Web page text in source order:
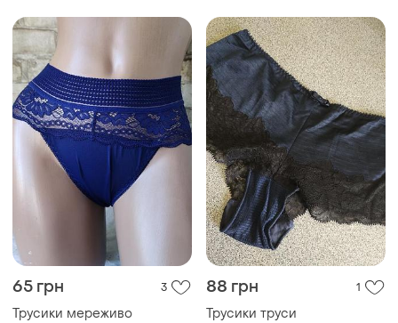
65 грн 3
Трусики мереживо
88 грн 1
Трусики труси